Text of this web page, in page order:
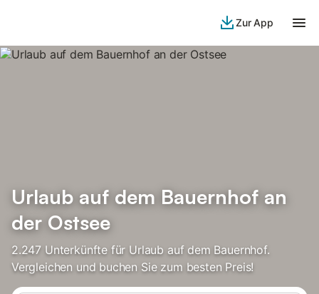
Zur App
Urlaub auf dem Bauernhof an
der Ostsee
2.247 Unterkünfte für Urlaub auf dem Bauernhof.
Vergleichen und buchen Sie zum besten Preis!